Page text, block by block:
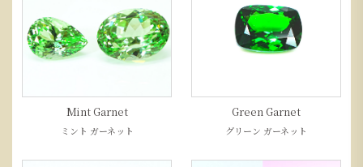
Mint Garnet
ミント ガーネット
Green Garnet
グリーン ガーネット